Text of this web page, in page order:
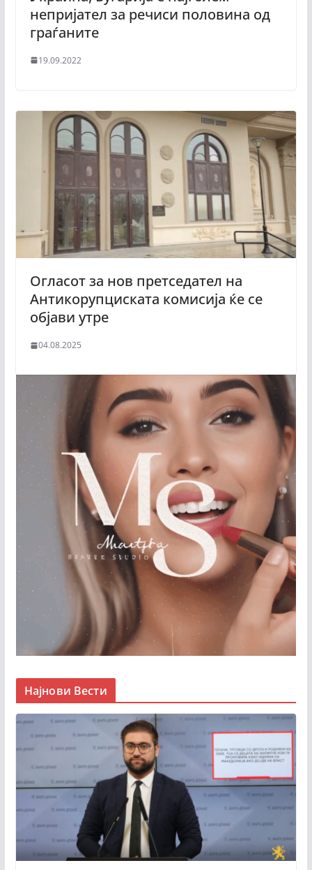
непријател за речиси половина од
граѓаните
19.09.2022
Огласот за нов претседател на
Антикорупциската комисија ќе се
објави утре
04.08.2025
Најнови Вести